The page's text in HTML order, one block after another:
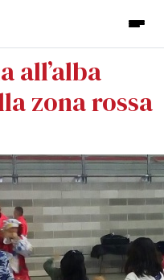
all’alba
zona rossa